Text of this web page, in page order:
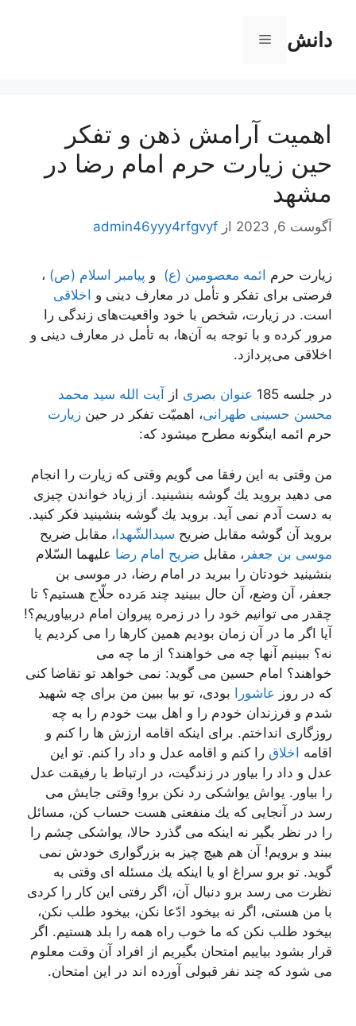
محتوادانش فهرست
اهمیت آرامش ذهن و تفکر
حین زیارت حرم امام رضا در
مشهد
آگوست 6, 2023 از admin46yyy4rfgvyf
زیارت حرم ائمه معصومین (ع) و پیامبر اسلام (ص) ،
فرصتی برای تفکر و تأمل در معارف دینی و اخلاقی
است. در زیارت، شخص با خود واقعیت‌های زندگی را
مرور کرده و با توجه به آن‌ها، به تأمل در معارف دینی و
اخلاقی می‌پردازد.
در جلسه 185 عنوان بصری از
آیت الله سید محمد
محسن حسینی طهرانی، اهمیّت تفکر در حین زیارت
حرم ائمه اینگونه مطرح میشود که:
من وقتی به این رفقا می گویم وقتی كه زیارت را انجام
می دهید بروید یك گوشه بنشینید. از زیاد خواندن چیزی
به دست آدم نمی آید. بروید یك گوشه بنشینید فكر كنید.
بروید آن گوشه مقابل ضریح سیدالشّهدا، مقابل ضریح
موسی بن جعفر ، مقابل ضریح امام رضا علیهما السّلام
بنشینید خودتان را ببرید در امام رضا، در موسی بن
جعفر، آن وضع، آن حال ببینید چند مَرده حلّاج هستیم؟ تا
چقدر می توانیم خود را در زمره پیروان امام دربیاوریم؟!
آیا اگر ما در آن زمان بودیم همین كارها را می كردیم یا
نه؟ ببینیم آنها چه می خواهند؟ از ما چه می
خواهند؟ امام حسین می گوید: نمی خواهد تو تقاضا كنی
كه در روز عاشورا بودی، تو بیا ببین من برای چه شهید
شدم و فرزندان خودم را و اهل بیت خودم را به چه
روزگاری انداختم. برای اینكه اقامه ارزش ها را كنم و
اقامه اخلاق را كنم و اقامه عدل و داد را كنم. تو این
عدل و داد را بیاور در زندگیت، در ارتباط با رفیقت عدل
را بیاور. یواش یواشكی رد نكن برو! وقتی جایش می
رسد در آنجایی كه یك منفعتی هست حساب كن، مسائل
را در نظر بگیر نه اینكه می گذرد حالا، یواشكی چشم را
ببند و برویم! آن هم هیچ چیز به بزرگواری خودش نمی
گوید. تو برو سراغ او یا اینكه یك مسئله ای وقتی به
نظرت می رسد برو دنبال آن، اگر رفتی این كار را كردی
با من هستی، اگر نه بیخود ادّعا نكن، بیخود طلب نكن،
بیخود طلب نكن كه ما خوب راه همه را بلد هستیم. اگر
قرار بشود بیاییم امتحان بگیریم از افراد آن وقت معلوم
می شود كه چند نفر قبولی آورده اند در این امتحان.